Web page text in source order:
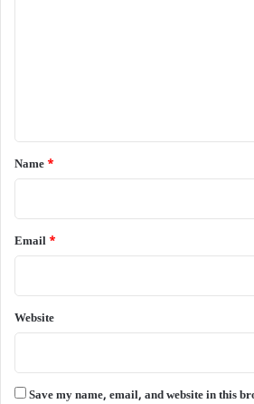
*
Name *
Email *
Website
Save my name, email, and website in this